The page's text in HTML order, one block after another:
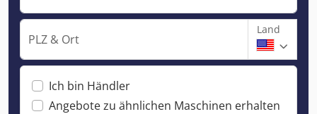
PLZ & Ort
Land
Ich bin Händler
Angebote zu ähnlichen Maschinen erhalten